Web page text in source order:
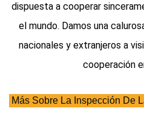
dispuesta a cooperar
el mundo. Damos una
nacionales y extranjeros a
cooperación
Más Sobre La Inspección De